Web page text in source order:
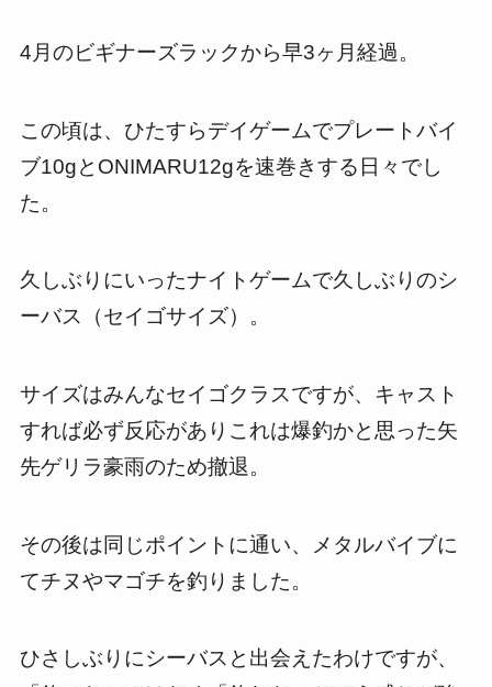
4月のビギナーズラックから早3ヶ月経過。
この頃は、ひたすらデイゲームでプレートバイ
ブ10gとONIMARU12gを速巻きする日々でし
た。
久しぶりにいったナイトゲームで久しぶりのシ
ーバス（セイゴサイズ）。
サイズはみんなセイゴクラスですが、キャスト
すれば必ず反応がありこれは爆釣かと思った矢
先ゲリラ豪雨のため撤退。
その後は同じポイントに通い、メタルバイブに
てチヌやマゴチを釣りました。
ひさしぶりにシーバスと出会えたわけですが、